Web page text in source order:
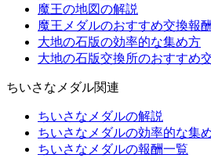
魔王の地図の解説
魔王メダルのおすすめ交換報酬
大地の石版の効率的な集め方
大地の石版交換所のおすすめ
ちいさなメダル関連
ちいさなメダルの解説
ちいさなメダルの効率的な集
ちいさなメダルの報酬一覧